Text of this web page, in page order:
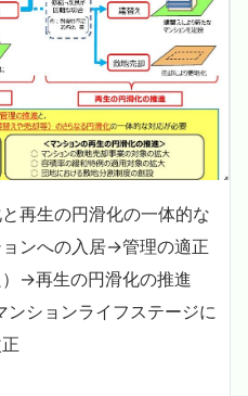
再生の円滑化の一体的な
ンへの入居→管理の適正
→再生の円滑化の推進
ンションライフステージに